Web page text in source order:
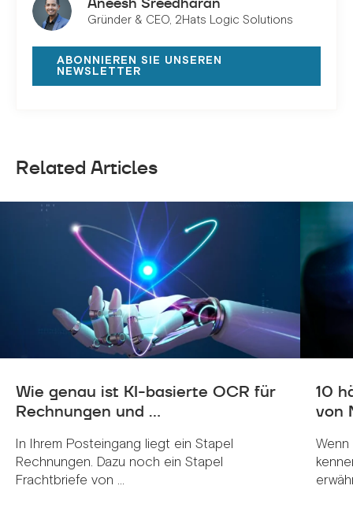
Gründer & CEO, 2Hats Logic Solutions
ABONNIEREN SIE UNSEREN
NEWSLETTER
Related Articles
Wie genau ist KI-basierte OCR für
Rechnungen und ...
In Ihrem Posteingang liegt ein Stapel
Rechnungen. Dazu noch ein Stapel
Frachtbriefe von ...
10
von